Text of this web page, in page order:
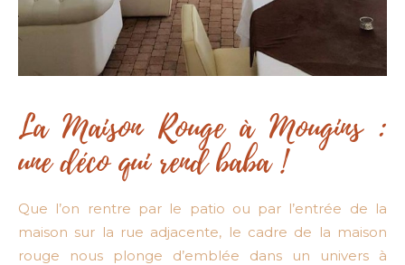
La Maison Rouge à Mougins :
une déco qui rend baba !
Que l’on rentre par le patio ou par l’entrée de la
maison sur la rue adjacente, le cadre de la maison
rouge nous plonge d’emblée dans un univers à